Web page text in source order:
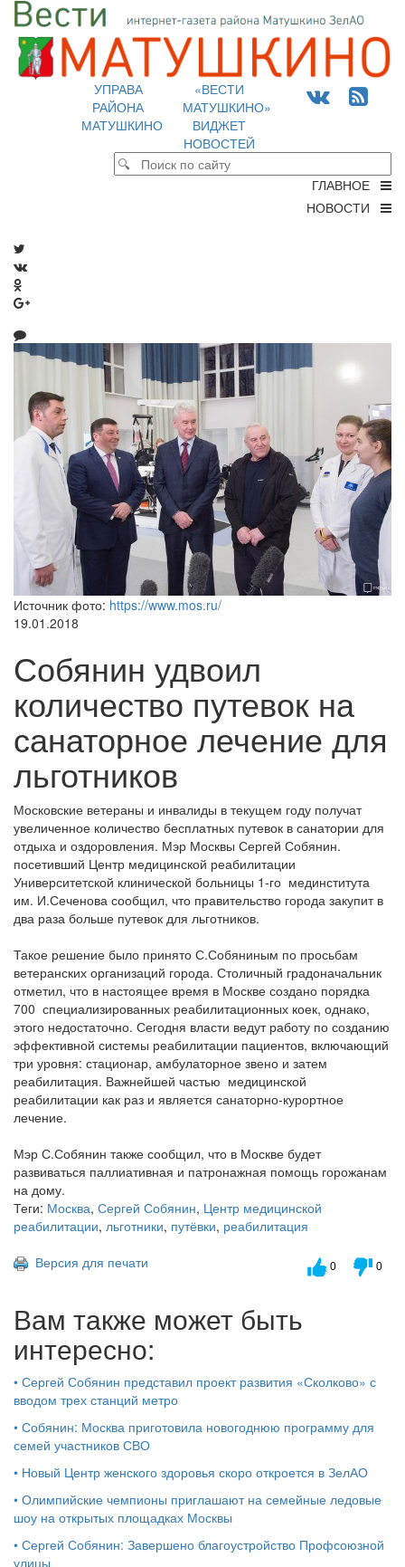
УПРАВА
РАЙОНА
МАТУШКИНО
«ВЕСТИ
МАТУШКИНО»
ВИДЖЕТ
НОВОСТЕЙ
ГЛАВНОЕ
НОВОСТИ
Источник фото: https://www.mos.ru/
19.01.2018
Собянин удвоил
количество путевок на
санаторное лечение для
льготников
Московские ветераны и инвалиды в текущем году получат
увеличенное количество бесплатных путевок в санатории для
отдыха и оздоровления. Мэр Москвы Сергей Собянин.
посетивший Центр медицинской реабилитации
Университетской клинической больницы 1-го мединститута
им. И.Сеченова сообщил, что правительство города закупит в
два раза больше путевок для льготников.
Такое решение было принято С.Собяниным по просьбам
ветеранских организаций города. Столичный градоначальник
отметил, что в настоящее время в Москве создано порядка
700 специализированных реабилитационных коек, однако,
этого недостаточно. Сегодня власти ведут работу по созданию
эффективной системы реабилитации пациентов, включающий
три уровня: стационар, амбулаторное звено и затем
реабилитация. Важнейшей частью медицинской
реабилитации как раз и является санаторно-курортное
лечение.
Мэр С.Собянин также сообщил, что в Москве будет
развиваться паллиативная и патронажная помощь горожанам
на дому.
Теги: Москва, Сергей Собянин, Центр медицинской
реабилитации, льготники, путёвки, реабилитация
Версия для печати
0 0
Вам также может быть
интересно:
• Сергей Собянин представил проект развития «Сколково» с
вводом трех станций метро
• Собянин: Москва приготовила новогоднюю программу для
семей участников СВО
• Новый Центр женского здоровья скоро откроется в ЗелАО
• Олимпийские чемпионы приглашают на семейные ледовые
шоу на открытых площадках Москвы
• Сергей Собянин: Завершено благоустройство Профсоюзной
улицы